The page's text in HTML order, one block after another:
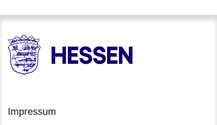
HESSEN - Hessische Landesregierung
Impressum